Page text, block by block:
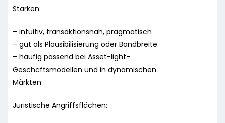
Stärken:
– intuitiv, transaktionsnah, pragmatisch
– gut als Plausibilisierung oder Bandbreite
– häufig passend bei Asset-light-
Geschäftsmodellen und in dynamischen
Märkten
Juristische Angriffsflächen: